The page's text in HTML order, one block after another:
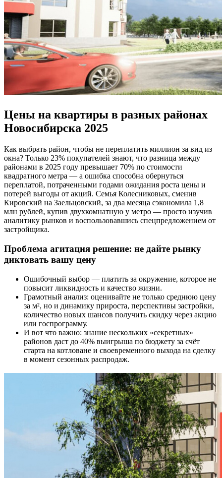
Цены на квартиры в разных районах
Новосибирска 2025
Как выбрать район, чтобы не переплатить миллион за вид из
окна? Только 23% покупателей знают, что разница между
районами в 2025 году превышает 70% по стоимости
квадратного метра — а ошибка способна обернуться
переплатой, потраченными годами ожидания роста цены и
потерей выгоды от акций. Семья Колесниковых, сменив
Кировский на Заельцовский, за два месяца сэкономила 1,8
млн рублей, купив двухкомнатную у метро — просто изучив
аналитику рынков и воспользовавшись спецпредложением от
застройщика.
Проблема агитация решение: не дайте рынку
диктовать вашу цену
Ошибочный выбор — платить за окружение, которое не
повысит ликвидность и качество жизни.
Грамотный анализ: оценивайте не только среднюю цену
за м², но и динамику прироста, перспективы застройки,
количество новых шансов получить скидку через акцию
или госпрограмму.
И вот что важно: знание нескольких «секретных»
районов даст до 40% выигрыша по бюджету за счёт
старта на котловане и своевременного выхода на сделку
в момент сезонных распродаж.